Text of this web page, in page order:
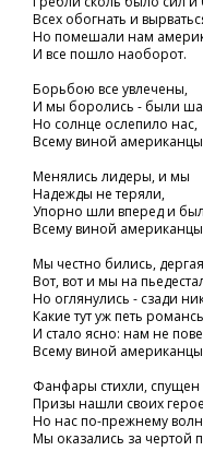
Всех обогнать и
Но помешали нам
И все пошло наоборот.
Борьбою все увлечены,
И мы боролись - были
Но солнце ослепило нас,
Всему виной
Менялись лидеры, и мы
Надежды не теряли,
Упорно шли вперед и
Всему виной
Мы честно бились,
Вот, вот и мы на
Но оглянулись - сзади
Какие тут уж петь
И стало ясно: нам не
Всему виной
Фанфары стихли, спущен
Призы нашли своих
Но нас по-прежнему
Мы оказались за чертой